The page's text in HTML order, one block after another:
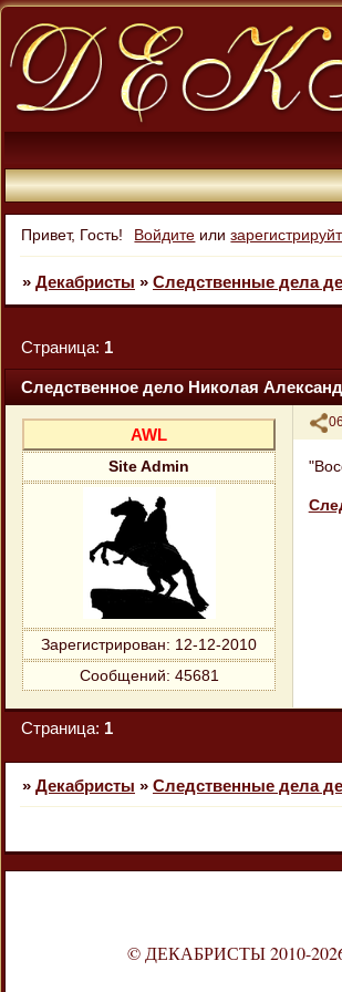
Привет, Гость! Войдите или
» Декабристы » Следственные дела
Cледственное дело Николая
Страница: 1
AWL
Site Admin
Зарегистрирован: 12-12-2010
Сообщений: 45681
Страница: 1
» Декабристы » Следственные дела
© ДЕКАБРИСТЫ 2010-2026.